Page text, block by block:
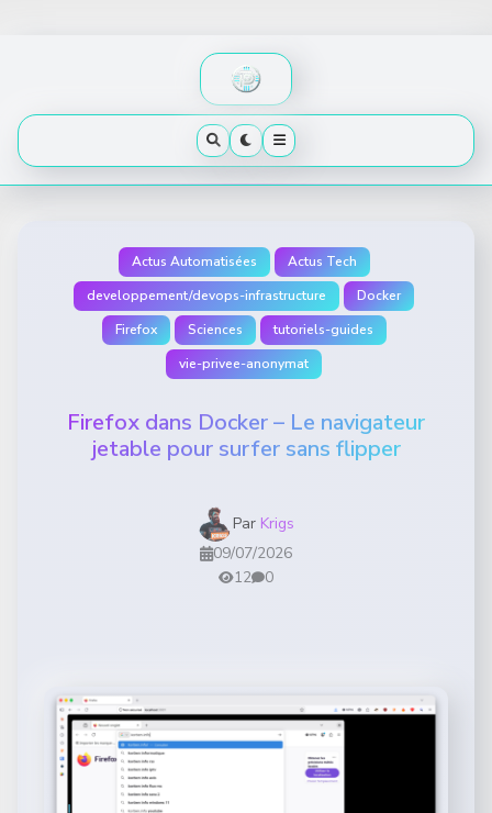
Actus Automatisées
Actus Tech
developpement/devops-infrastructure
Docker
Firefox
Sciences
tutoriels-guides
vie-privee-anonymat
Firefox dans Docker – Le navigateur
jetable pour surfer sans flipper
Par Krigs
09/07/2026
12
0